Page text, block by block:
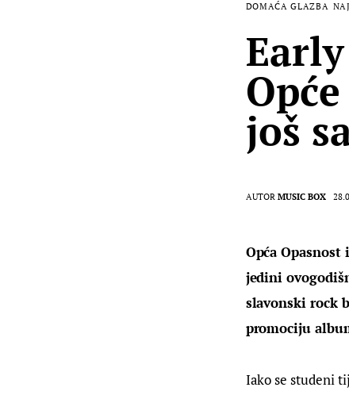
DOMAĆA GLAZBA
još
AUTOR MUSIC BOX
Opća
jedini
slavonski rock
promociju
Iako se studeni